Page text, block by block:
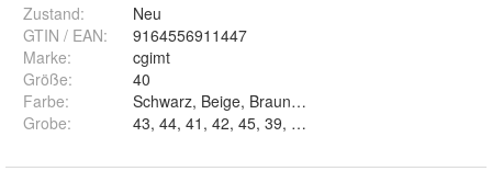
Zustand:
Neu
GTIN / EAN:
9164556911447
Marke:
cgimt
Größe:
40
Farbe:
Grobe: